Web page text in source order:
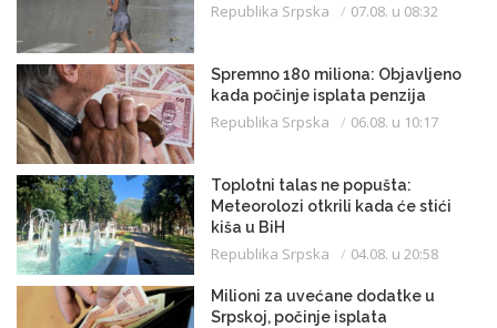
Republika Srpska 07.08. u 08:32
Spremno 180 miliona: Objavljeno
kada počinje isplata penzija
Republika Srpska 06.08. u 10:17
Toplotni talas ne popušta:
Meteorolozi otkrili kada će stići
kiša u BiH
Republika Srpska 04.08. u 20:58
Milioni za uvećane dodatke u
Srpskoj, počinje isplata